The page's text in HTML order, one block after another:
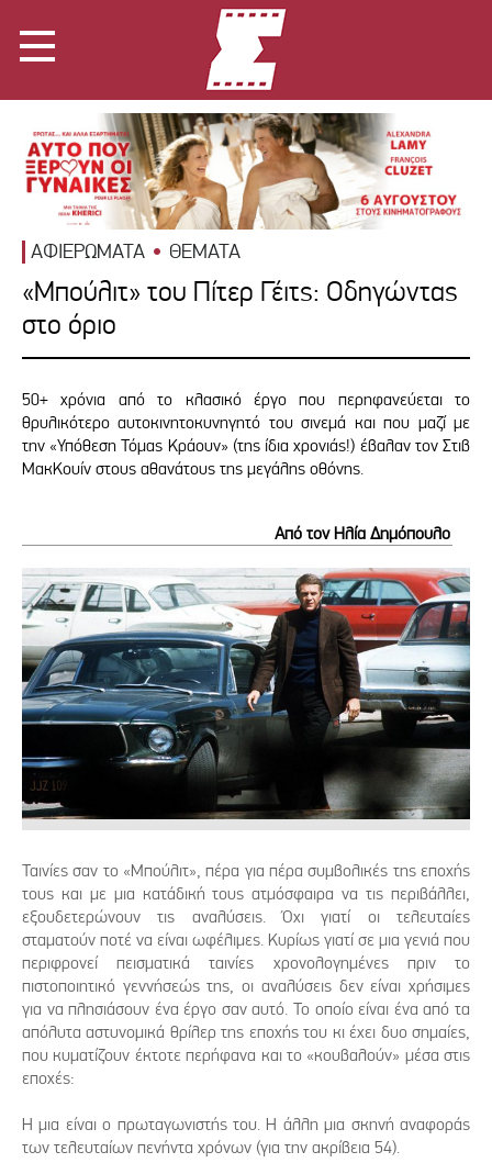
ΑΦΙΕΡΩΜΑΤΑ ΘΕΜΑΤΑ
«Μπούλιτ» του Πίτερ Γέιτς: Οδηγώντας
στο όριο
50+ χρόνια από το κλασικό έργο που περηφανεύεται το
θρυλικότερο αυτοκινητοκυνηγητό του σινεμά και που μαζί με
την «Υπόθεση Τόμας Κράουν» (της ίδια χρονιάς!) έβαλαν τον Στιβ
ΜακΚουίν στους αθανάτους της μεγάλης οθόνης.
Από τον Ηλία Δημόπουλο
Ταινίες σαν το «Μπούλιτ», πέρα για πέρα συμβολικές της εποχής
τους και με μια κατάδική τους ατμόσφαιρα να τις περιβάλλει,
εξουδετερώνουν τις αναλύσεις. Όχι γιατί οι τελευταίες
σταματούν ποτέ να είναι ωφέλιμες. Κυρίως γιατί σε μια γενιά που
περιφρονεί πεισματικά ταινίες χρονολογημένες πριν το
πιστοποιητικό γεννήσεώς της, οι αναλύσεις δεν είναι χρήσιμες
για να πλησιάσουν ένα έργο σαν αυτό. Το οποίο είναι ένα από τα
απόλυτα αστυνομικά θρίλερ της εποχής του κι έχει δυο σημαίες,
που κυματίζουν έκτοτε περήφανα και το «κουβαλούν» μέσα στις
εποχές:
Η μια είναι ο πρωταγωνιστής του. Η άλλη μια σκηνή αναφοράς
των τελευταίων πενήντα χρόνων (για την ακρίβεια 54).